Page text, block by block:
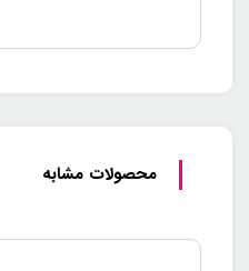
محصولات مشابه